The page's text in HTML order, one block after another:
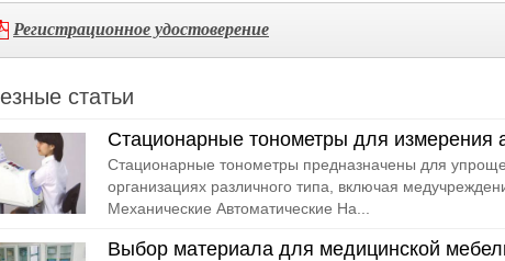
Регистрационное удостоверение
статьи
Стационарные тонометры для измерения
Стационарные тонометры предназначены для
организациях различного типа, включая
Механические Автоматические На...
Выбор материала для медицинской